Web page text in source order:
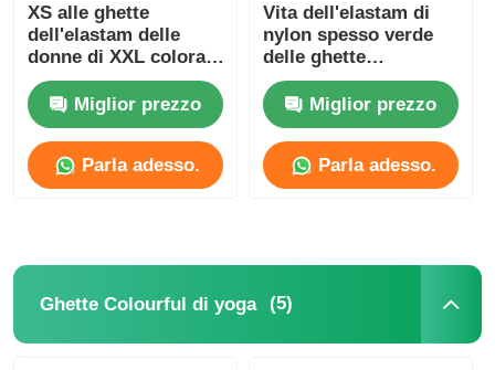
notizie
Casi
Il vello delle donne ha allineato le ghette
XS alle ghette
dell'elastam delle
donne di XXL colora
le ghette della pelle
scamosciata
Miglior prezzo
Parla adesso.
Vita dell'elastam di
nylon spesso verde
delle ghette
dell'elastam delle
donne intascate di
yoga alta
Miglior prezzo
Parla adesso.
Ghette Colourful di yoga (5)